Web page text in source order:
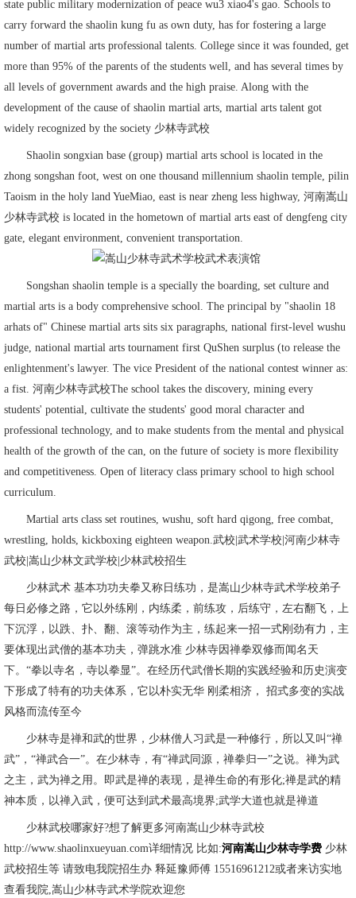
state public military modernization of peace wu3 xiao4's gao. Schools to
carry forward the shaolin kung fu as own duty, has for fostering a large
number of martial arts professional talents. College since it was founded, get
more than 95% of the parents of the students well, and has several times by
all levels of government awards and the high praise. Along with the
development of the cause of shaolin martial arts, martial arts talent got
widely recognized by the society 少林寺武校
Shaolin songxian base (group) martial arts school is located in the
zhong songshan foot, west on one thousand millennium shaolin temple, pilin
Taoism in the holy land YueMiao, east is near zheng less highway, 河南嵩山
少林寺武校 is located in the hometown of martial arts east of dengfeng city
gate, elegant environment, convenient transportation.
Songshan shaolin temple is a specially the boarding, set culture and
martial arts is a body comprehensive school. The principal by "shaolin 18
arhats of" Chinese martial arts sits six paragraphs, national first-level wushu
judge, national martial arts tournament first QuShen surplus (to release the
enlightenment's lawyer. The vice President of the national contest winner as:
a fist. 河南少林寺武校The school takes the discovery, mining every
students' potential, cultivate the students' good moral character and
professional technology, and to make students from the mental and physical
health of the growth of the can, on the future of society is more flexibility
and competitiveness. Open of literacy class primary school to high school
curriculum.
Martial arts class set routines, wushu, soft hard qigong, free combat,
wrestling, holds, kickboxing eighteen weapon.武校|武术学校|河南少林寺
武校|嵩山少林文武学校|少林武校招生
少林武术 基本功功夫拳又称日练功，是嵩山少林寺武术学校弟子
每日必修之路，它以外练刚，内练柔，前练攻，后练守，左右翻飞，上
下沉浮，以跌、扑、翻、滚等动作为主，练起来一招一式刚劲有力，主
要体现出武僧的基本功夫，弹跳水准 少林寺因禅拳双修而闻名天
下。“拳以寺名，寺以拳显”。在经历代武僧长期的实践经验和历史演变
下形成了特有的功夫体系，它以朴实无华 刚柔相济， 招式多变的实战
风格而流传至今
少林寺是禅和武的世界，少林僧人习武是一种修行，所以又叫“禅
武”，“禅武合一”。在少林寺，有“禅武同源，禅拳归一”之说。禅为武
之主，武为禅之用。即武是禅的表现，是禅生命的有形化;禅是武的精
神本质，以禅入武，便可达到武术最高境界;武学大道也就是禅道
少林武校哪家好?想了解更多河南嵩山少林寺武校
http://www.shaolinxueyuan.com详细情况 比如:河南嵩山少林寺学费 少林
武校招生等 请致电我院招生办 释延豫师傅 15516961212或者来访实地
查看我院,嵩山少林寺武术学院欢迎您